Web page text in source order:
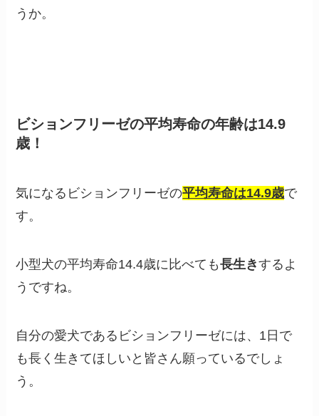
うか。
ビションフリーゼの平均寿命の年齢は14.9
歳！
気になるビションフリーゼの平均寿命は14.9歳で
す。
小型犬の平均寿命14.4歳に比べても長生きするよ
うですね。
自分の愛犬であるビションフリーゼには、1日で
も長く生きてほしいと皆さん願っているでしょ
う。